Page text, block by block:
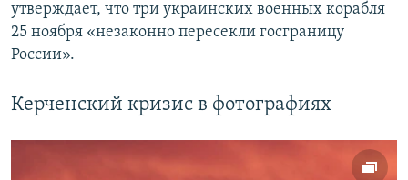
утверждает, что три украинских военных корабля
25 ноября «незаконно пересекли госграницу
России».
Керченский кризис в фотографиях